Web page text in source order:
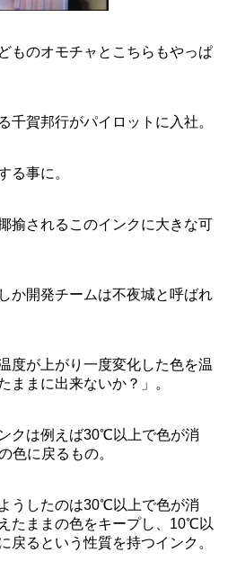
ものオモチャとこちらもやっぱ
千賀邦行がパイロットに入社。
る事に。
揄されるこのインクに大きな可
か開発チームは不夜城と呼ばれ
度が上がり一度変化した色を温
ままに出来ないか？」。
クは例えば30℃以上で色が消
色に戻るもの。
うしたのは30℃以上で色が消
たままの色をキープし、10℃以
戻るという性質を持つインク。